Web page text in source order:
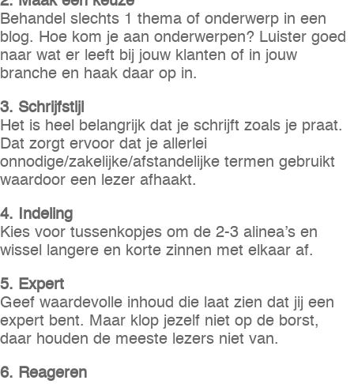
Behandel slechts 1 thema of onderwerp in een
blog. Hoe kom je aan onderwerpen? Luister goed
naar wat er leeft bij jouw klanten of in jouw
branche en haak daar op in.
3. Schrijfstijl
Het is heel belangrijk dat je schrijft zoals je praat.
Dat zorgt ervoor dat je allerlei
onnodige/zakelijke/afstandelijke termen gebruikt
waardoor een lezer afhaakt.
4. Indeling
Kies voor tussenkopjes om de 2-3 alinea’s en
wissel langere en korte zinnen met elkaar af.
5. Expert
Geef waardevolle inhoud die laat zien dat jij een
expert bent. Maar klop jezelf niet op de borst,
daar houden de meeste lezers niet van.
6. Reageren